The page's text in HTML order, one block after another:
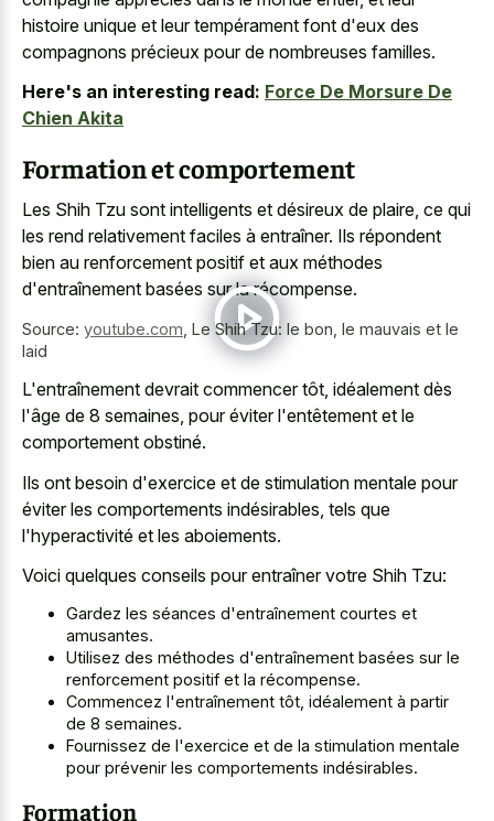
histoire unique et leur tempérament font d'eux des
compagnons précieux pour de nombreuses familles.
Here's an interesting read: Force De Morsure De
Chien Akita
Formation et comportement
Les Shih Tzu sont intelligents et désireux de plaire, ce qui
les rend relativement faciles à entraîner. Ils répondent
bien au renforcement positif et aux méthodes
d'entraînement basées sur la récompense.
Source: youtube.com Le Shih Tzu: le bon, le mauvais et le
laid
L'entraînement devrait commencer tôt, idéalement dès
l'âge de 8 semaines, pour éviter l'entêtement et le
comportement obstiné.
Ils ont besoin d'exercice et de stimulation mentale pour
éviter les comportements indésirables, tels que
l'hyperactivité et les aboiements.
Voici quelques conseils pour entraîner votre Shih Tzu:
Gardez les séances d'entraînement courtes et
amusantes.
Utilisez des méthodes d'entraînement basées sur le
renforcement positif et la récompense.
Commencez l'entraînement tôt, idéalement à partir
de 8 semaines.
Fournissez de l'exercice et de la stimulation mentale
pour prévenir les comportements indésirables.
Formation